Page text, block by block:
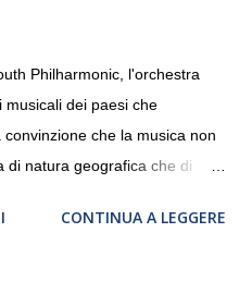
Philharmonic, l'orchestra
musicali dei paesi che
che la musica non
di natura geografica che di
in Germania, e toccherà, in
CONTINUA A LEGGERE